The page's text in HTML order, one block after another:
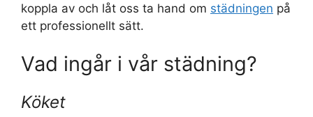
koppla av och låt oss ta hand om städningen på
ett professionellt sätt.
Vad ingår i vår städning?
Köket